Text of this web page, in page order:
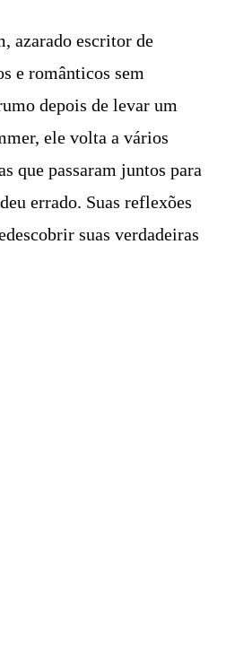
azarado escritor de
e românticos sem
depois de levar um
ele volta a vários
que passaram juntos para
errado. Suas reflexões
suas verdadeiras